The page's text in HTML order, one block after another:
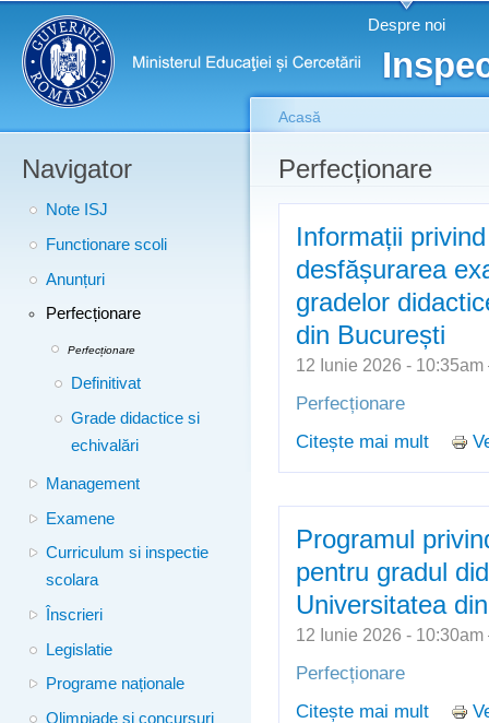
Meniu principal Despre noi
Navigator
Note ISJ
Functionare scoli
Anunțuri
Perfecționare
Perfecționare
Definitivat
Grade didactice si
echivalări
Management
Examene
Curriculum si inspectie
scolara
Înscrieri
Legislatie
Programe naționale
Olimpiade și concursuri
Eşti aici
Acasă
Perfecționare
Informații
desfășurarea
gradelor
din București
12 Iunie 2026 -
Perfecționare
Citește mai mult
Programul
pentru gradul
Universitatea
12 Iunie 2026 -
Perfecționare
Citește mai mult